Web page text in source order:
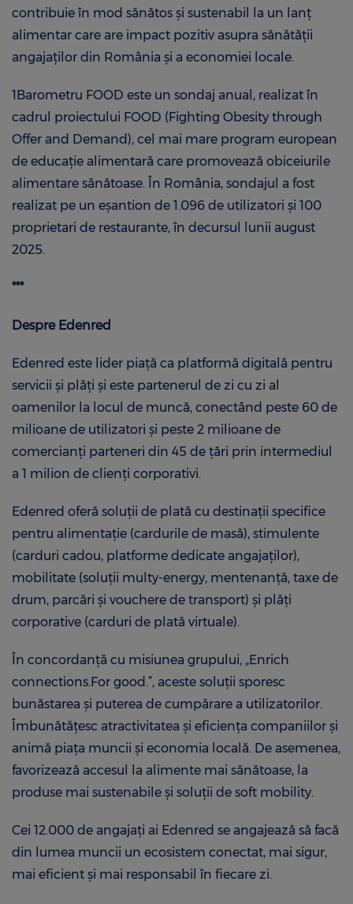
contribuie în mod sănătos și sustenabil la un lanț
alimentar care are impact pozitiv asupra sănătății
angajaților din România și a economiei locale.
1Barometru FOOD este un sondaj anual, realizat în
cadrul proiectului FOOD (Fighting Obesity through
Offer and Demand), cel mai mare program european
de educație alimentară care promovează obiceiurile
alimentare sănătoase. În România, sondajul a fost
realizat pe un eșantion de 1.096 de utilizatori și 100
proprietari de restaurante, în decursul lunii august
2025.
***
Despre Edenred
Edenred este lider piaţă ca platformă digitală pentru
servicii şi plăţi şi este partenerul de zi cu zi al
oamenilor la locul de muncă, conectând peste 60 de
milioane de utilizatori şi peste 2 milioane de
comercianţi parteneri din 45 de ţări prin intermediul
a 1 milion de clienţi corporativi.
Edenred oferă soluţii de plată cu destinaţii specifice
pentru alimentaţie (cardurile de masă), stimulente
(carduri cadou, platforme dedicate angajaţilor),
mobilitate (soluţii multy-energy, mentenanţă, taxe de
drum, parcări şi vouchere de transport) şi plăţi
corporative (carduri de plată virtuale).
În concordanţă cu misiunea grupului, „Enrich
connections.For good.”, aceste soluţii sporesc
bunăstarea şi puterea de cumpărare a utilizatorilor.
Îmbunătăţesc atractivitatea şi eficienţa companiilor şi
animă piaţa muncii şi economia locală. De asemenea,
favorizează accesul la alimente mai sănătoase, la
produse mai sustenabile şi soluţii de soft mobility.
Cei 12.000 de angajaţi ai Edenred se angajează să facă
din lumea muncii un ecosistem conectat, mai sigur,
mai eficient şi mai responsabil în fiecare zi.